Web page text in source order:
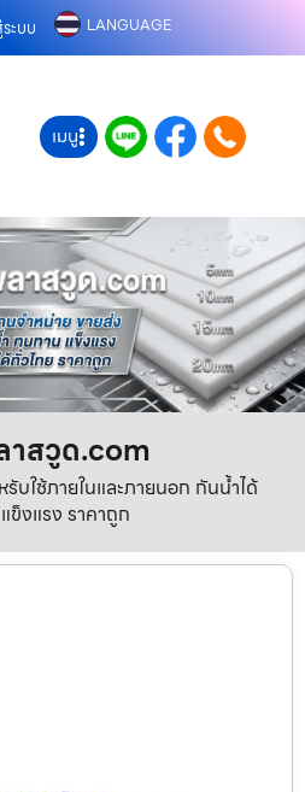
ระบบ LANGUAGE
เมนู
าสวูด.com
บใช้ภายในและภายนอก กันน้ำได้
ข็งแรง ราคาถูก